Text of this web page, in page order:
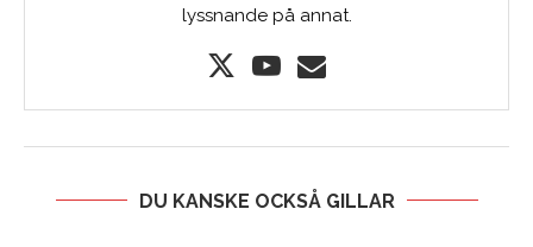
lyssnande på annat.
DU KANSKE OCKSÅ GILLAR